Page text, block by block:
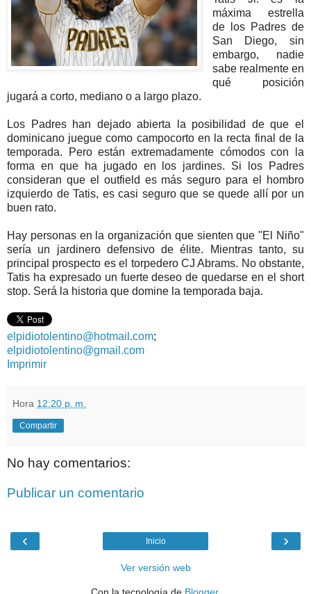
máxima estrella
de los Padres de
San Diego, sin
embargo, nadie
sabe realmente en
qué posición
jugará a corto, mediano o a largo plazo.
Los Padres han dejado abierta la posibilidad de que el
dominicano juegue como campocorto en la recta final de la
temporada. Pero están extremadamente cómodos con la
forma en que ha jugado en los jardines. Si los Padres
consideran que el outfield es más seguro para el hombro
izquierdo de Tatis, es casi seguro que se quede allí por un
buen rato.
Hay personas en la organización que sienten que "El Niño"
sería un jardinero defensivo de élite. Mientras tanto, su
principal prospecto es el torpedero CJ Abrams. No obstante,
Tatis ha expresado un fuerte deseo de quedarse en el short
stop. Será la historia que domine la temporada baja.
elpidiotolentino@hotmail.com;
elpidiotolentino@gmail.com
Imprimir
Hora 12:20 p. m.
Compartir
No hay comentarios:
Publicar un comentario
‹ ›
Inicio
Ver versión web
Con la tecnología de Blogger.